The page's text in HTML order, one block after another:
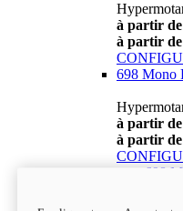
à partir de
à partir
698 Mono
à partir de
à partir
698